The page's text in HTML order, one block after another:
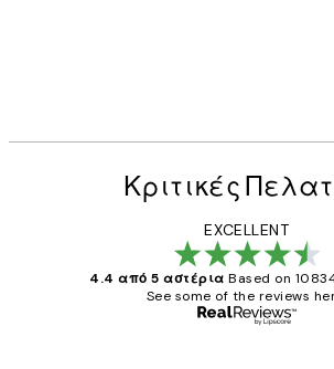
Κριτικές
EXCELLENT
4.4 από 5 αστέρια Based on
See some of the reviews